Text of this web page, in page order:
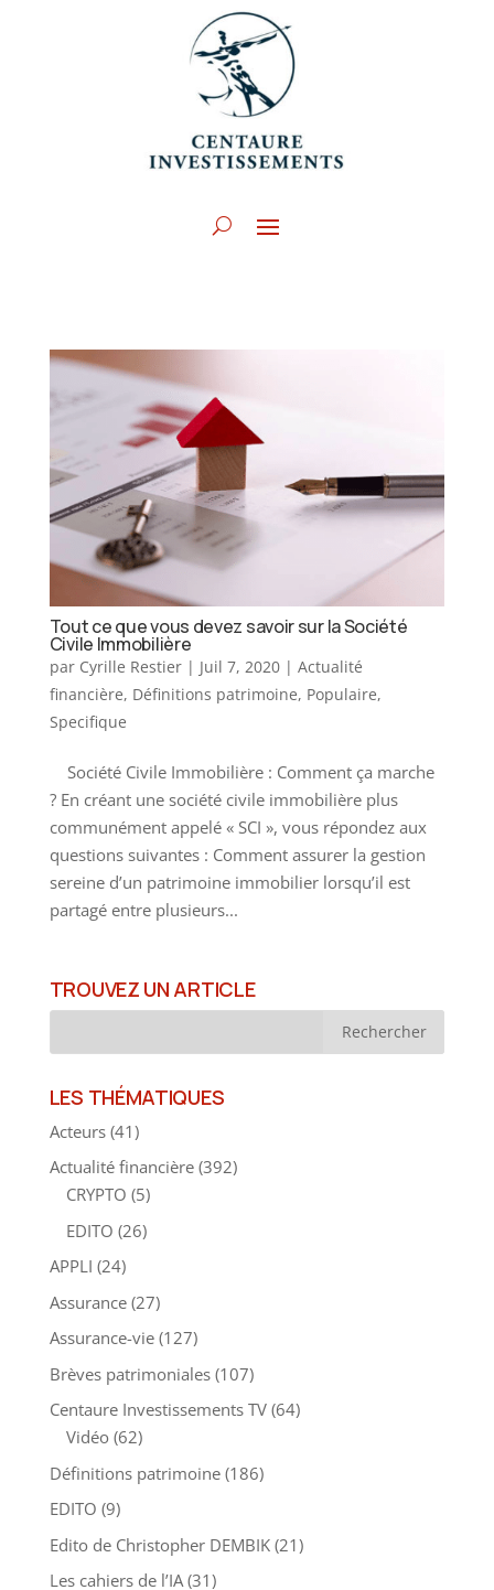
Tout ce que vous devez savoir sur la Société
Civile Immobilière
par Cyrille Restier| Juil 7, 2020| Actualité
financière, Définitions patrimoine, Populaire,
Specifique
Société Civile Immobilière : Comment ça marche
? En créant une société civile immobilière plus
communément appelé « SCI », vous répondez aux
questions suivantes : Comment assurer la gestion
sereine d’un patrimoine immobilier lorsqu’il est
partagé entre plusieurs...
TROUVEZ UN ARTICLE
LES THÉMATIQUES
Acteurs(41)
Actualité financière(392)
CRYPTO (5)
EDITO (26)
APPLI (24)
Assurance(27)
Assurance-vie(127)
Brèves patrimoniales(107)
Centaure Investissements TV(64)
Vidéo(62)
Définitions patrimoine(186)
EDITO (9)
Edito de Christopher DEMBIK(21)
Les cahiers de l’IA(31)